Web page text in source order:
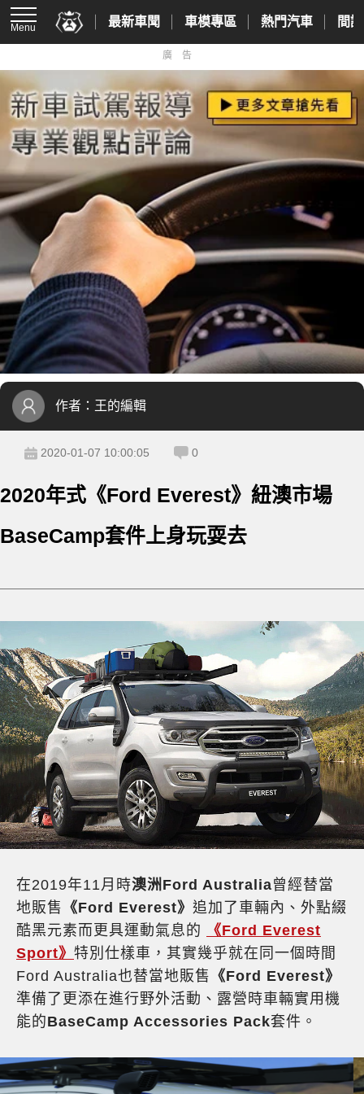
Menu 最新車聞 車模專區 熱門汽車 間
廣告
作者： 王的編輯
2020-01-07 10:00:05 0
2020年式《Ford Everest》紐澳市場
BaseCamp套件上身玩耍去
在2019年11月時澳洲Ford Australia曾經替當
地販售 《Ford Everest》 追加了車輛內、外點綴
酷黑元素而更具運動氣息的
《Ford Everest
Sport》 特別仕樣車，其實幾乎就在同一個時間
Ford Australia也替當地販售 《Ford Everest》
準備了更添在進行野外活動、露營時車輛實用機
能的BaseCamp Accessories Pack套件。